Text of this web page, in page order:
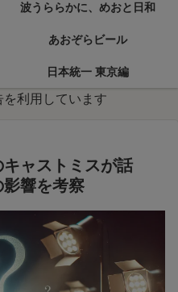
波うららかに、めおと日和
あおぞらビール
日本統一 東京編
利用しています
ャストミスが話
響を考察